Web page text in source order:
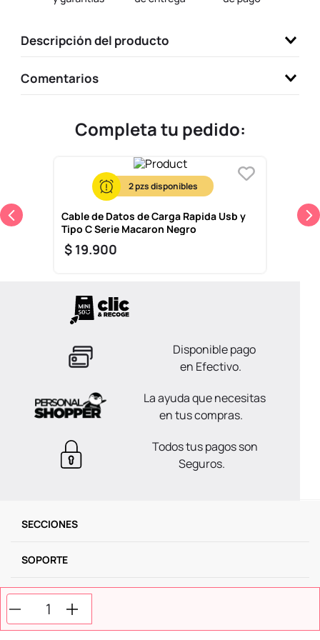
Descripción del producto
Comentarios
Completa tu pedido:
2
Cable de Datos de Carga Rapida Usb y
Tipo C Serie Macaron Negro
$ 19.900
Disponible pago
en Efectivo.
La ayuda que necesitas
en tus compras.
Todos tus pagos son
Seguros.
SECCIONES
SOPORTE
SERVICIOS
NOSOTROS
10. llaveros